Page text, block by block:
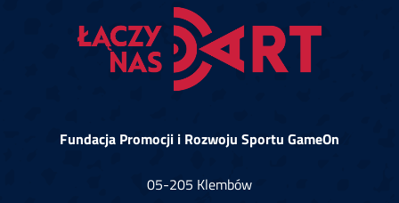
Fundacja Promocji i Rozwoju Sportu GameOn
05-205 Klembów